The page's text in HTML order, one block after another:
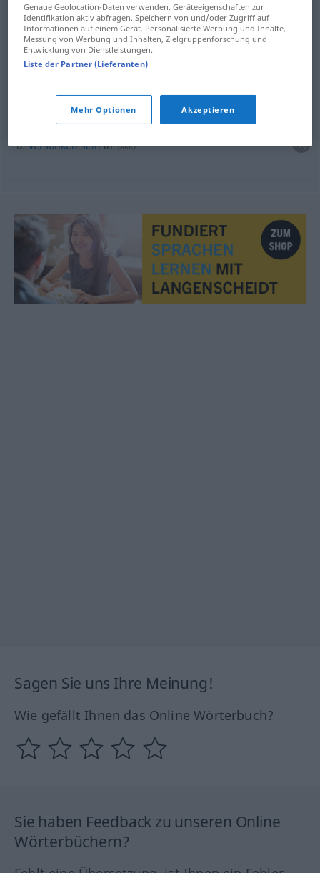
(sich)vertiefena. FIG
verdieptrakenin FIG
verdiept zijn in
a.versunken seinin (AKK)
Sagen Sie uns Ihre Meinung!
Wie gefällt Ihnen das Online Wörterbuch?
Sie haben Feedback zu unseren Online
Wörterbüchern?
Genaue Geolocation-Daten verwenden. Geräteeigenschaften zur
Identifikation aktiv abfragen. Speichern von und/oder Zugriff auf
Informationen auf einem Gerät. Personalisierte Werbung und Inhalte,
Messung von Werbung und Inhalten, Zielgruppenforschung und
Entwicklung von Dienstleistungen.
Liste der Partner (Lieferanten)
Mehr Optionen Akzeptieren